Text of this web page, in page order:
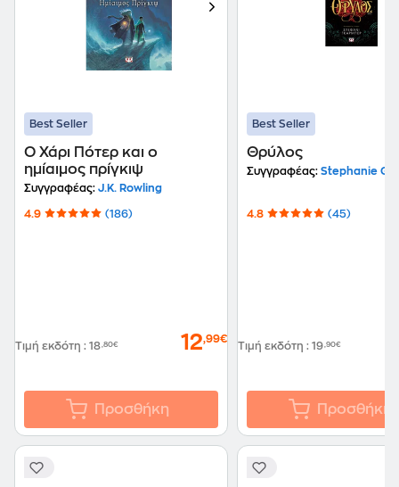
Best Seller
Ο Χάρι Πότερ και ο
ημίαιμος πρίγκιψ
Συγγραφέας: J.K. Rowling
4.9 (186)
Τιμή εκδότη : 18,80€ 12,99€
Προσθήκη
Best Seller
Θρύλος
Συγγραφέας: Stephanie
4.8 (45)
Τιμή εκδότη : 19,90€
Προσθήκη